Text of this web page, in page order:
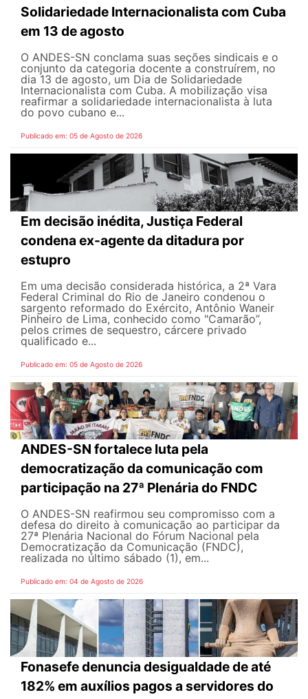
Solidariedade Internacionalista com Cuba
em 13 de agosto
O ANDES-SN conclama suas seções sindicais e o
conjunto da categoria docente a construírem, no
dia 13 de agosto, um Dia de Solidariedade
Internacionalista com Cuba. A mobilização visa
reafirmar a solidariedade internacionalista à luta
do povo cubano e...
Publicado em: 05 de Agosto de 2026
Em decisão inédita, Justiça Federal
condena ex-agente da ditadura por
estupro
Em uma decisão considerada histórica, a 2ª Vara
Federal Criminal do Rio de Janeiro condenou o
sargento reformado do Exército, Antônio Waneir
Pinheiro de Lima, conhecido como "Camarão”,
pelos crimes de sequestro, cárcere privado
qualificado e...
Publicado em: 05 de Agosto de 2026
ANDES-SN fortalece luta pela
democratização da comunicação com
participação na 27ª Plenária do FNDC
O ANDES-SN reafirmou seu compromisso com a
defesa do direito à comunicação ao participar da
27ª Plenária Nacional do Fórum Nacional pela
Democratização da Comunicação (FNDC),
realizada no último sábado (1), em...
Publicado em: 04 de Agosto de 2026
Fonasefe denuncia desigualdade de até
182% em auxílios pagos a servidores do